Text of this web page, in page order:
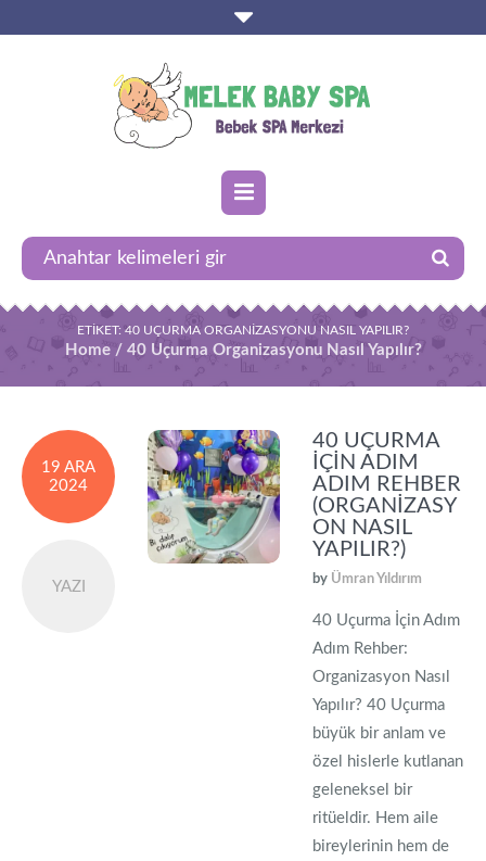
ETIKET: 40 UÇURMA ORGANIZASYONU NASIL YAPILIR?
Home / 40 Uçurma Organizasyonu Nasıl Yapılır?
19 ARA
2024
YAZI
40 UÇURMA
İÇIN ADIM
ADIM REHBER
(ORGANIZASY
ON NASIL
YAPILIR?)
by Ümran Yıldırım
40 Uçurma İçin Adım
Adım Rehber:
Organizasyon Nasıl
Yapılır? 40 Uçurma
büyük bir anlam ve
özel hislerle kutlanan
geleneksel bir
ritüeldir. Hem aile
bireylerinin hem de